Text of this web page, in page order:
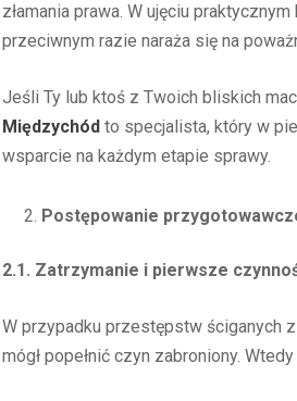
złamania prawa. W ujęciu
przeciwnym razie naraża się na
Jeśli Ty lub ktoś z Twoich bliskich
Międzychód to specjalista, który w
wsparcie na każdym etapie sprawy.
Postępowanie
2.1. Zatrzymanie i pierwsze
W przypadku przestępstw ściganych
mógł popełnić czyn zabroniony.